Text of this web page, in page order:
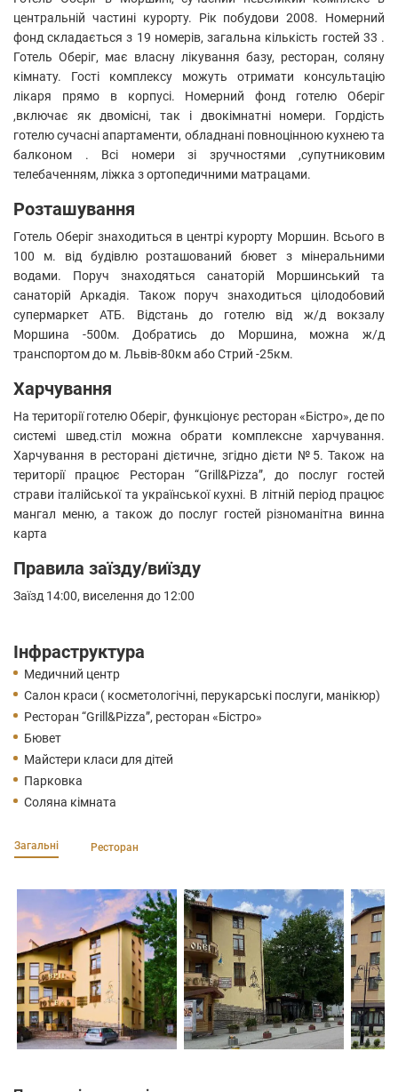
центральній частині курорту. Рік побудови 2008. Номерний
фонд складається з 19 номерів, загальна кількість гостей 33 .
Готель Оберіг, має власну лікування базу, ресторан, соляну
кімнату. Гості комплексу можуть отримати консультацію
лікаря прямо в корпусі. Номерний фонд готелю Оберіг
,включає як двомісні, так і двокімнатні номери. Гордість
готелю сучасні апартаменти, обладнані повноцінною кухнею та
балконом . Всі номери зі зручностями ,супутниковим
телебаченням, ліжка з ортопедичними матрацами.
Розташування
Готель Оберіг знаходиться в центрі курорту Моршин. Всього в
100 м. від будівлю розташований бювет з мінеральними
водами. Поруч знаходяться санаторій Моршинський та
санаторій Аркадія. Також поруч знаходиться цілодобовий
супермаркет АТБ. Відстань до готелю від ж/д вокзалу
Моршина -500м. Добратись до Моршина, можна ж/д
транспортом до м. Львів-80км або Стрий -25км.
Харчування
На території готелю Оберіг, функціонує ресторан «Бістро», де по
системі швед.стіл можна обрати комплексне харчування.
Харчування в ресторані дієтичне, згідно дієти №5. Також на
території працює Ресторан “Grill&Pizza”, до послуг гостей
страви італійської та української кухні. В літній період працює
мангал меню, а також до послуг гостей різноманітна винна
карта
Правила заїзду/виїзду
Заїзд 14:00, виселення до 12:00
Інфраструктура
Медичний центр
Салон краси ( косметологічні, перукарські послуги, манікюр)
Ресторан “Grill&Pizza”, ресторан «Бістро»
Бювет
Майстери класи для дітей
Парковка
Соляна кімната
Загальні Ресторан